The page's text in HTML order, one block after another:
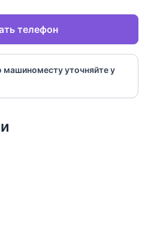
телефон
уточняйте у